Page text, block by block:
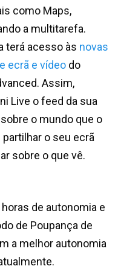
como Maps,
a multitarefa.
terá acesso às novas
ecrã e vídeo do
Assim,
Live o feed da sua
o mundo que o
o seu ecrã
sobre o que vê.
de autonomia e
de Poupança de
a melhor autonomia